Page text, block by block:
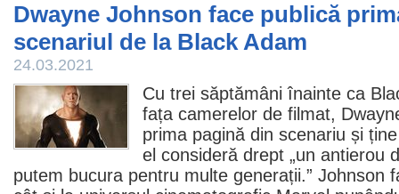
Dwayne Johnson face publică
scenariul de la Black Adam
24.03.2021
Cu trei săptămâni înainte ca
fața camerelor de filmat,
prima pagină din scenariu și
el consideră drept „un antierou
putem bucura pentru multe generații.” Johnson